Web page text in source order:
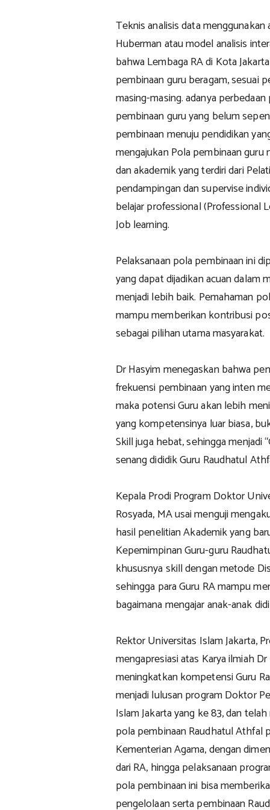
Teknis analisis data
Huberman atau model analisis
bahwa Lembaga RA di Kota
pembinaan guru beragam, sesuai
masing-masing. adanya
pembinaan guru yang belum
pembinaan menuju pendidikan
mengajukan Pola pembinaan
dan akademik yang terdiri dari
pendampingan dan supervise
belajar professional (Professional
Job learning.
Pelaksanaan pola pembinaan ini
yang dapat dijadikan acuan dalam
menjadi lebih baik. Pemahaman
mampu memberikan kontribusi
sebagai pilihan utama masyarakat.
Dr Hasyim menegaskan bahwa
frekuensi pembinaan yang inten
maka potensi Guru akan lebih
yang kompetensinya luar biasa,
Skill juga hebat, sehingga menjadi
senang dididik Guru Raudhatul
Kepala Prodi Program Doktor
Rosyada, MA usai menguji
hasil penelitian Akademik yang
Kepemimpinan Guru-guru
khususnya skill dengan metode
sehingga para Guru RA mampu
bagaimana mengajar anak-anak
Rektor Universitas Islam Jakarta,
mengapresiasi atas Karya ilmiah
meningkatkan kompetensi Guru
menjadi lulusan program Doktor
Islam Jakarta yang ke 83, dan
pola pembinaan Raudhatul Athfal
Kementerian Agama, dengan
dari RA, hingga pelaksanaan
pola pembinaan ini bisa
pengelolaan serta pembinaan